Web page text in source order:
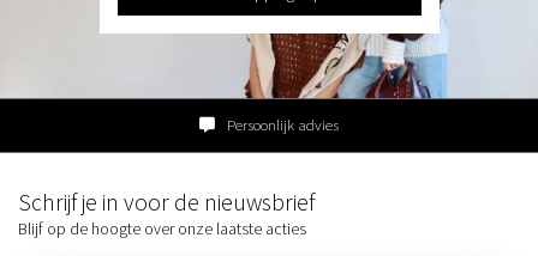
Persoonlijk advies
Schrijf je in voor de nieuwsbrief
Blijf op de hoogte over onze laatste acties